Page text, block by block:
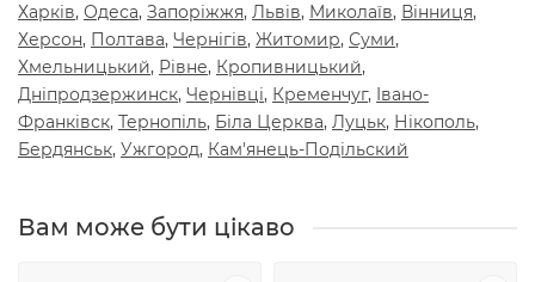
Харкiв, Одеса, Запорiжжя, Львiв, Mиколаїв, Вiнниця,
Херсон, Полтава, Чернiгiв, Житомир, Суми,
Хмельницький, Рiвне, Кропивницький,
Днiпродзержинск, Чернiвцi, Кременчуг, Iвано-
Франкiвск, Тернопiль, Бiла Церква, Луцьк, Нiкополь,
Бердянськ, Ужгород, Кам'янець-Подiльский
Вам може бути цiкаво